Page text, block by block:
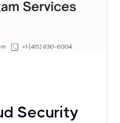
Security